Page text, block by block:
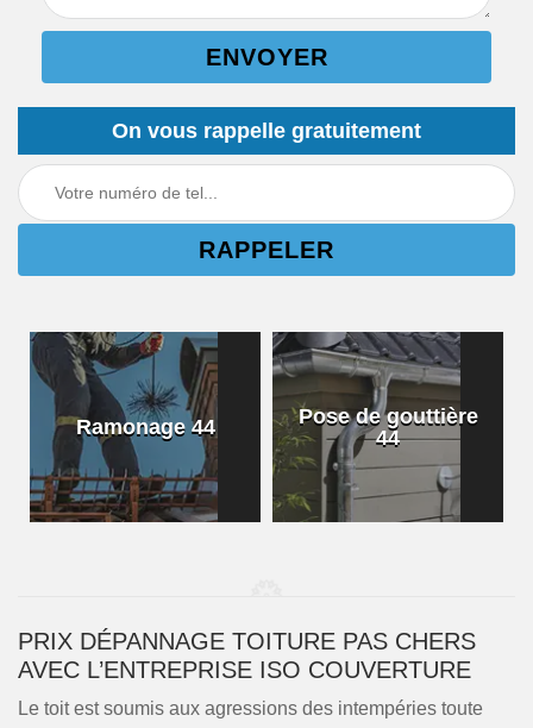
On vous rappelle gratuitement
Ramonage 44
Pose de gouttière
44
PRIX DÉPANNAGE TOITURE PAS CHERS
AVEC L’ENTREPRISE ISO COUVERTURE
Le toit est soumis aux agressions des intempéries toute